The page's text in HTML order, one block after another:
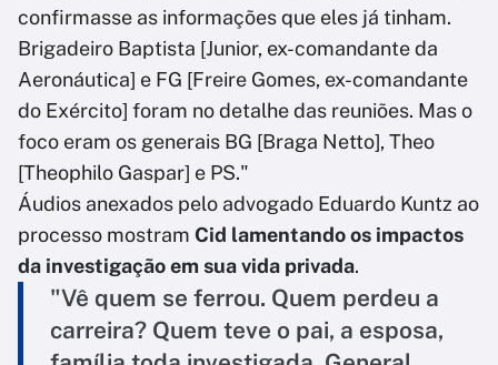
confirmasse as informações que eles já tinham.
Brigadeiro Baptista [Junior, ex-comandante da
Aeronáutica] e FG [Freire Gomes, ex-comandante
do Exército] foram no detalhe das reuniões. Mas o
foco eram os generais BG [Braga Netto], Theo
[Theophilo Gaspar] e PS."
Áudios anexados pelo advogado Eduardo Kuntz ao
processo mostram Cid lamentando os impactos
da investigação em sua vida privada.
"Vê quem se ferrou. Quem perdeu a
carreira? Quem teve o pai, a esposa,